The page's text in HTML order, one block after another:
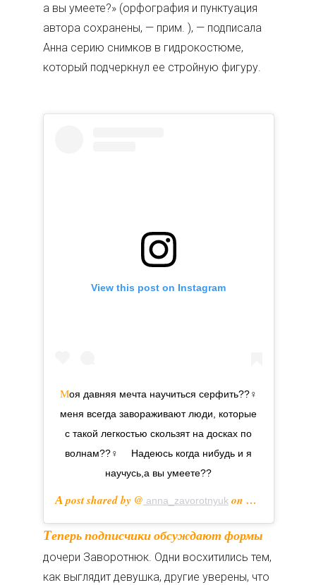
а вы умеете?» (орфография и пунктуация
автора сохранены, — прим. ), — подписала
Анна серию снимков в гидрокостюме,
который подчеркнул ее стройную фигуру.
View this post on Instagram
Моя давняя мечта научиться серфить??‍♀️
меня всегда завораживают люди, которые
с такой легкостью скользят на досках по
волнам??‍♀️ ⠀ Надеюсь когда нибудь и я
научусь,а вы умеете??
A post shared by @ anna_zavorotnyukon Aug 12, 2020
Теперь подписчики обсуждают формы
дочери Заворотнюк. Одни восхитились тем,
как выглядит девушка, другие уверены, что